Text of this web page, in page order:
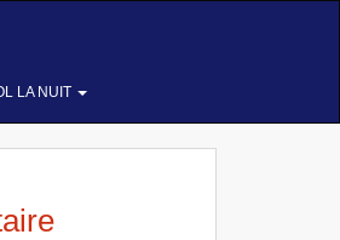
LA NUIT